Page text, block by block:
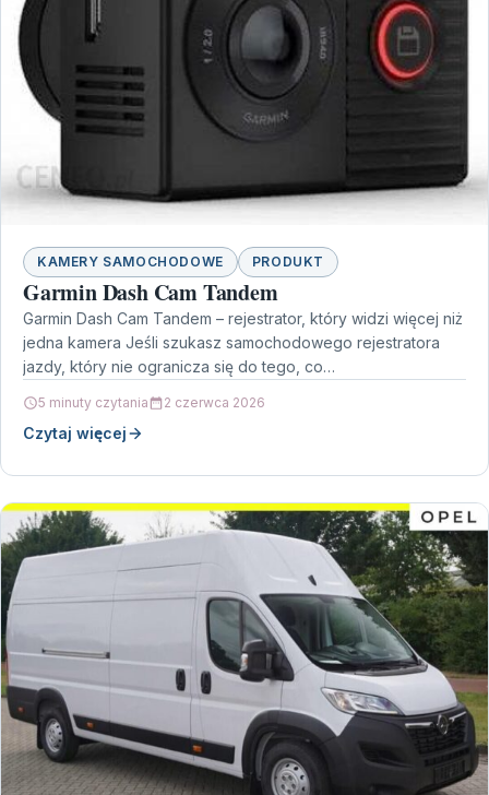
KAMERY SAMOCHODOWE PRODUKT
Garmin Dash Cam Tandem
Garmin Dash Cam Tandem – rejestrator, który widzi więcej niż
jedna kamera Jeśli szukasz samochodowego rejestratora
jazdy, który nie ogranicza się do tego, co…
5 minuty czytania 2 czerwca 2026
Czytaj więcej